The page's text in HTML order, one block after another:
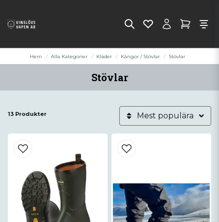
Hem Alla Kategorier Kläder Kängor / Stövlar Stövlar
Stövlar
13 Produkter Mest populära